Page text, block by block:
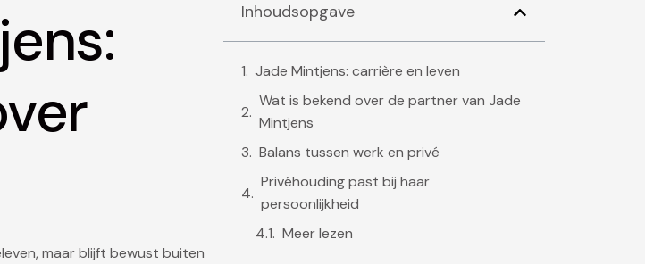
maar blijft bewust buiten
Inhoudsopgave
Jade Mintjens: carrière en leven
Wat is bekend over de partner van Jade
Mintjens
Balans tussen werk en privé
Privéhouding past bij haar
persoonlijkheid
Meer lezen